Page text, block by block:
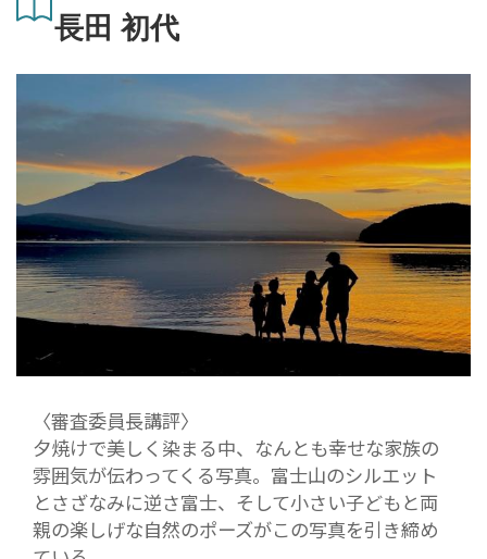
長田 初代
〈審査委員長講評〉
夕焼けで美しく染まる中、なんとも幸せな家族の
雰囲気が伝わってくる写真。富士山のシルエット
とさざなみに逆さ富士、そして小さい子どもと両
親の楽しげな自然のポーズがこの写真を引き締め